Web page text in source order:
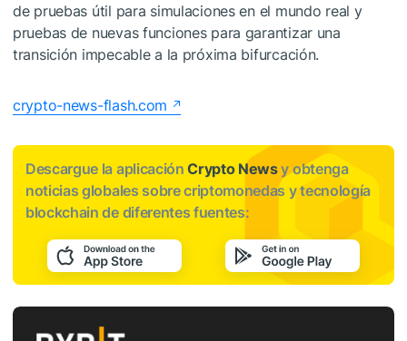
de pruebas útil para simulaciones en el mundo real y
pruebas de nuevas funciones para garantizar una
transición impecable a la próxima bifurcación.
crypto-news-flash.com
Descargue la aplicaciónCrypto Newsy obtenga
noticias globales sobre criptomonedas y tecnología
blockchain de diferentes fuentes: